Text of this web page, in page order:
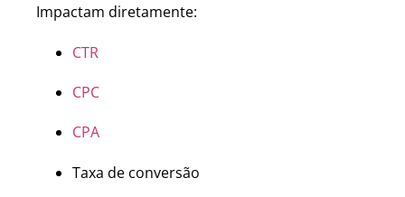
Impactam diretamente:
CTR
CPC
CPA
Taxa de conversão